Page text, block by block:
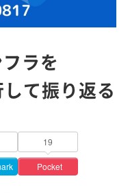
ラを
て振り返る
19
Pocket